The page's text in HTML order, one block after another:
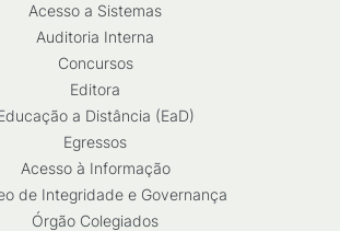
Acesso a Sistemas
Auditoria Interna
Concursos
Editora
a Distância (EaD)
Egressos
Acesso à Informação
de Integridade e Governança
Órgão Colegiados